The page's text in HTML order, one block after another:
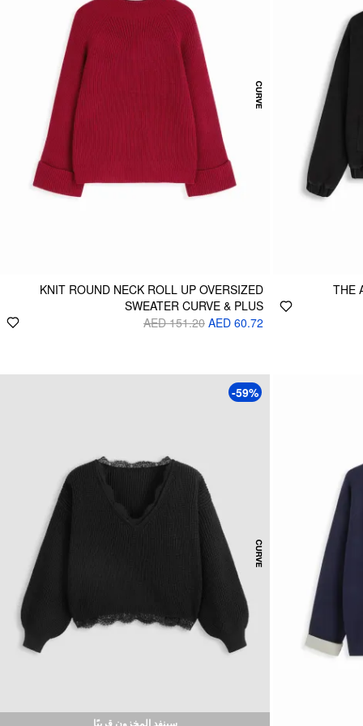
THE
KNIT ROUND NECK ROLL UP OVERSIZED
SWEATER CURVE & PLUS
AED 60.72
AED 151.20
-59%
سينفد المخزون قريبًا